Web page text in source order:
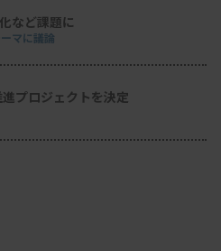
など課題に
マに議論
プロジェクトを決定